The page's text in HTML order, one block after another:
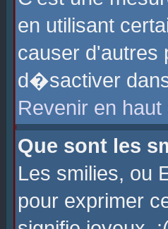
en utilisant
causer
d�sactiver
Revenir en haut
Que sont les
Les smilies, ou
pour exprimer